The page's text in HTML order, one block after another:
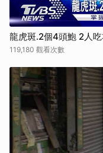
龍虎斑.2個4頭鮑 2人
119,180 觀看次數